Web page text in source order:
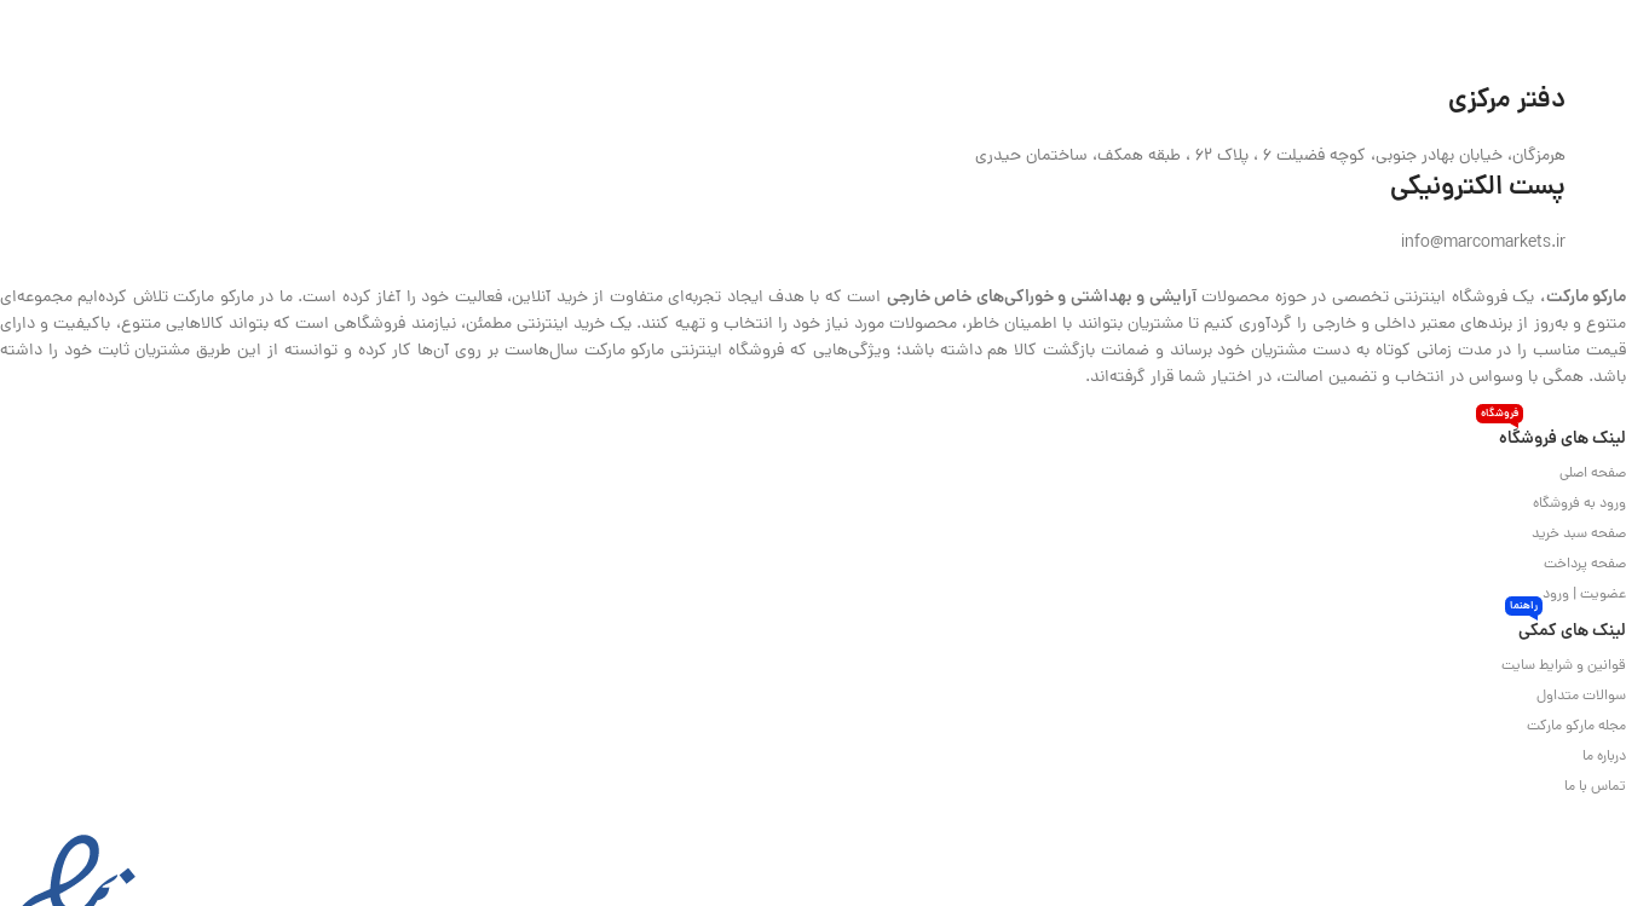
دفتر مرکزی
هرمزگان، خیابان بهادر جنوبی، کوچه فضیلت 6 ، پلاک 62 ، طبقه همکف، ساختمان حیدری
پست الکترونیکی
info@marcomarkets.ir
مارکو مارکت، یک فروشگاه اینترنتی تخصصی در حوزه محصولاتآرایشی و بهداشتی و خوراکی‌های خاص خارجی است که با هدف ایجاد تجربه‌ای متفاوت از خرید آنلاین، فعالیت خود را آغاز کرده است. ما در مارکو مارکت تلاش کرده‌ایم مجموعه‌ای
متنوع و به‌روز از برندهای معتبر داخلی و خارجی را گردآوری کنیم تا مشتریان بتوانند با اطمینان خاطر، محصولات مورد نیاز خود را انتخاب و تهیه کنند. یک خرید اینترنتی مطمئن، نیازمند فروشگاهی است که بتواند کالاهایی متنوع، باکیفیت و دارای
قیمت مناسب را در مدت زمانی کوتاه به دست مشتریان خود برساند و ضمانت بازگشت کالا هم داشته باشد؛ ویژگی‌هایی که فروشگاه اینترنتی مارکو مارکت سال‌هاست بر روی آن‌ها کار کرده و توانسته از این طریق مشتریان ثابت خود را داشته
باشد. همگی با وسواس در انتخاب و تضمین اصالت، در اختیار شما قرار گرفته‌اند.
لینک های فروشگاه
فروشگاه
صفحه اصلی
ورود به فروشگاه
صفحه سبد خرید
صفحه پرداخت
عضویت | ورود
لینک های کمکی
راهنما
قوانین و شرایط سایت
سوالات متداول
مجله مارکو مارکت
درباره ما
تماس با ما